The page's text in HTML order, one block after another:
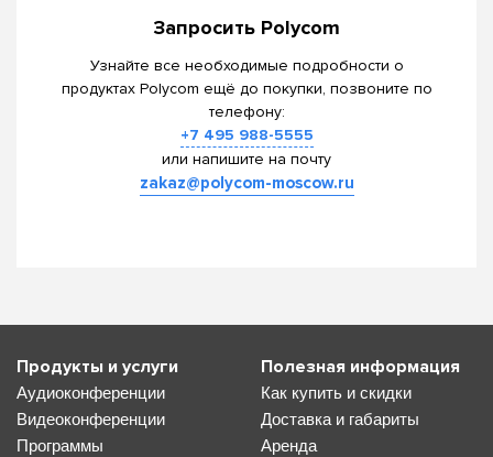
Запросить Polycom
Узнайте все необходимые подробности о
продуктах Polycom ещё до покупки, позвоните по
телефону:
+7 495 988-5555
или напишите на почту
zakaz@polycom-moscow.ru
Продукты и услуги
Аудиоконференции
Видеоконференции
Программы
Полезная информация
Как купить и скидки
Доставка и габариты
Аренда